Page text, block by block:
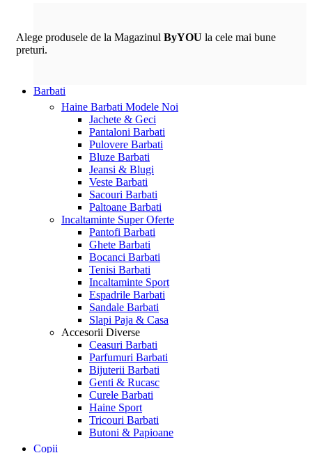
Alege produsele de la Magazinul ByYOU la cele mai bune
preturi.
Barbati
Haine Barbati Modele Noi
Jachete & Geci
Pantaloni Barbati
Pulovere Barbati
Bluze Barbati
Jeansi & Blugi
Veste Barbati
Sacouri Barbati
Paltoane Barbati
Incaltaminte Super Oferte
Pantofi Barbati
Ghete Barbati
Bocanci Barbati
Tenisi Barbati
Incaltaminte Sport
Espadrile Barbati
Sandale Barbati
Slapi Paja & Casa
Accesorii Diverse
Ceasuri Barbati
Parfumuri Barbati
Bijuterii Barbati
Genti & Rucasc
Curele Barbati
Haine Sport
Tricouri Barbati
Butoni & Papioane
Copii